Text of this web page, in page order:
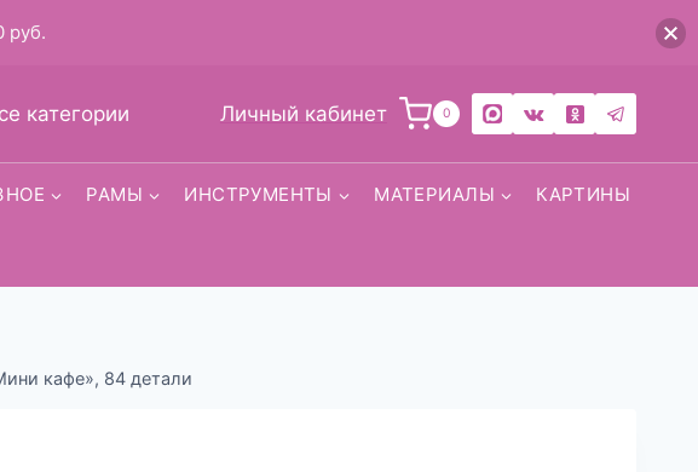
категории Личный кабинет 0
РАМЫ ИНСТРУМЕНТЫ МАТЕРИАЛЫ КАРТИНЫ
кафе», 84 детали
руб.